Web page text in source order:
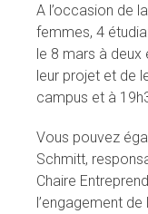
A l’occasion de
femmes, 4
le 8 mars à deux
leur projet et de
campus et à
Vous pouvez
Schmitt,
Chaire
l’engagement de